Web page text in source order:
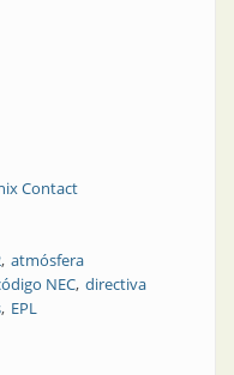
Contact
atmósfera
NEC directiva
EPL